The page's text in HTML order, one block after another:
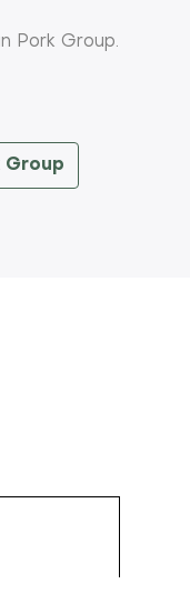
Pork Group.
Group